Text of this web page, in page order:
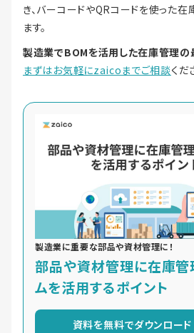
き、バーコードやQRコードを使った
ます。
製造業でBOMを活用した在庫管理の
まずはお気軽にzaicoまでご相談くだ
製造業に重要な部品や資材管理に！
部品や資材管理に在庫管
ムを活用するポイント
資料を無料でダウンロード